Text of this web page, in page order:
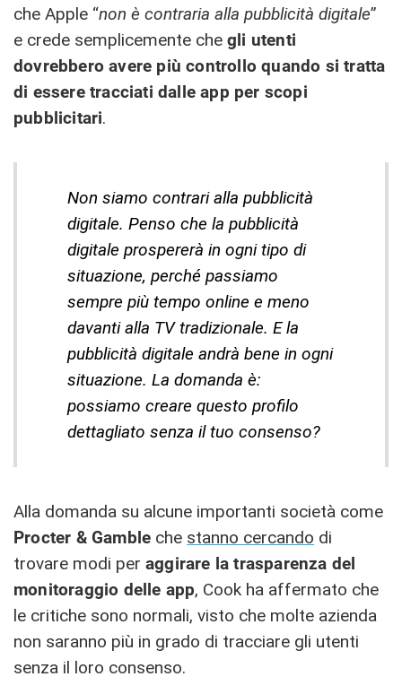
che Apple “non è contraria alla pubblicità digitale”
e crede semplicemente che gli utenti
dovrebbero avere più controllo quando si tratta
di essere tracciati dalle app per scopi
pubblicitari.
Non siamo contrari alla pubblicità
digitale. Penso che la pubblicità
digitale prospererà in ogni tipo di
situazione, perché passiamo
sempre più tempo online e meno
davanti alla TV tradizionale. E la
pubblicità digitale andrà bene in ogni
situazione. La domanda è:
possiamo creare questo profilo
dettagliato senza il tuo consenso?
Alla domanda su alcune importanti società come
Procter & Gamble che stanno cercando di
trovare modi per aggirare la trasparenza del
monitoraggio delle app, Cook ha affermato che
le critiche sono normali, visto che molte azienda
non saranno più in grado di tracciare gli utenti
senza il loro consenso.